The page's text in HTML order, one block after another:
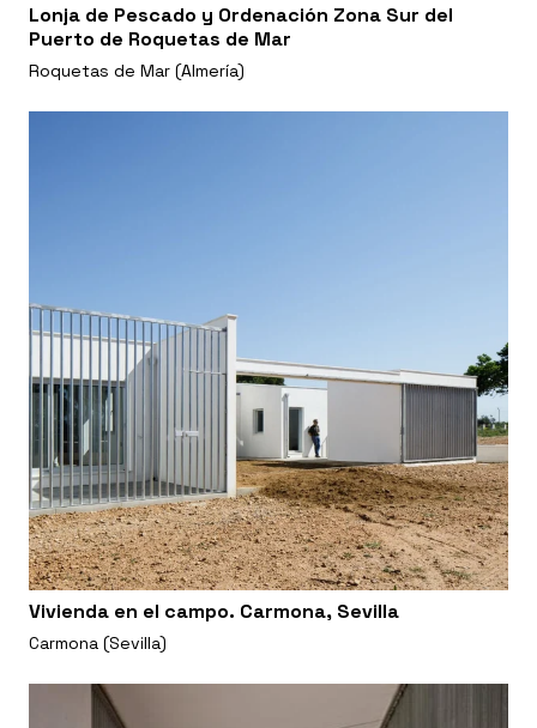
Lonja de Pescado y Ordenación Zona Sur del
Puerto de Roquetas de Mar
Roquetas de Mar (Almería)
Vivienda en el campo. Carmona, Sevilla
Carmona (Sevilla)